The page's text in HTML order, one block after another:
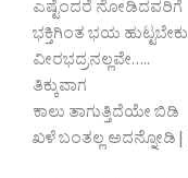
ಎಷ್ಟೆಂದರೆ ನೋಡಿದವರಿಗೆ
ಭಕ್ತಿಗಿಂತ ಭಯ ಹುಟ್ಟಬೇಕು
ವೀರಭದ್ರನಲ್ಲವೇ…..
ತಿಕ್ಕುವಾಗ
ಕಾಲು ತಾಗುತ್ತಿದೆಯೇ ಬಿಡಿ
ಖಳೆ ಬಂತಲ್ಲ ಅದನ್ನೋಡಿ||